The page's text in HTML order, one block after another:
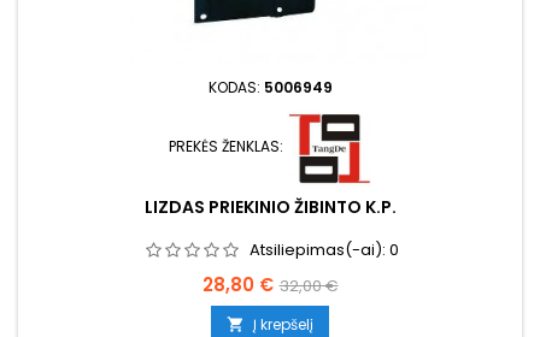
KODAS: 5006949
PREKĖS ŽENKLAS:
LIZDAS PRIEKINIO ŽIBINTO K.P.
Atsiliepimas(-ai): 0
Kaina
28,80 € Bazinė
kaina
32,00 €
 Į krepšelį